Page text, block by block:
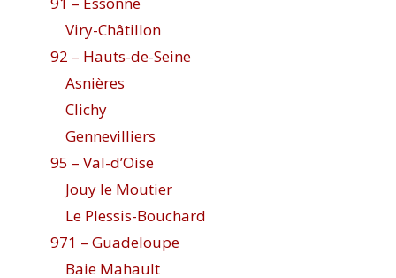
Viry-Châtillon
92 – Hauts-de-Seine
Asnières
Clichy
Gennevilliers
95 – Val-d’Oise
Jouy le Moutier
Le Plessis-Bouchard
971 – Guadeloupe
Baie Mahault